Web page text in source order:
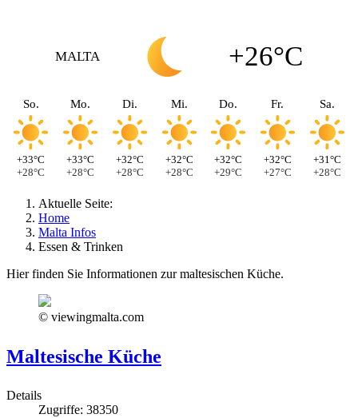
MALTA +26°C
So.
+33°C
+28°C
Mo.
+33°C
+28°C
Di.
+32°C
+28°C
Mi.
+32°C
+28°C
Do.
+32°C
+29°C
Fr.
+32°C
+27°C
Sa.
+31°C
+28°C
Aktuelle Seite:
Home
Malta Infos
Essen & Trinken
Hier finden Sie Informationen zur maltesischen Küche.
© viewingmalta.com
Maltesische Küche
Details
Zugriffe: 38350